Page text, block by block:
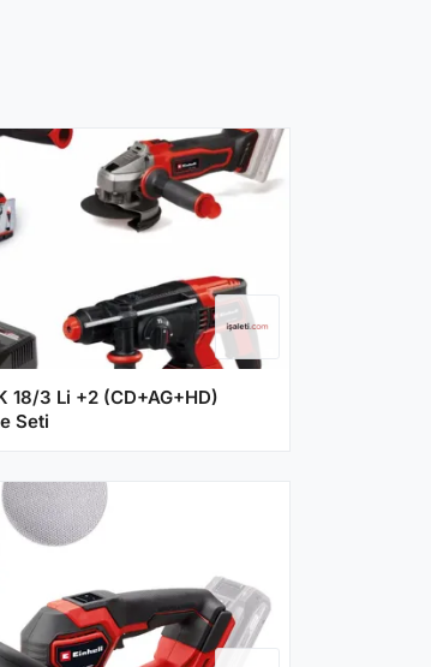
18/3 Li +2 (CD+AG+HD)
Seti